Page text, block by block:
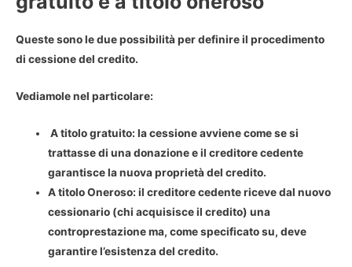
Queste sono le due possibilità per definire il procedimento
di cessione del credito.
Vediamole nel particolare:
A titolo gratuito: lacessioneavviene come se si
trattasse di una donazione e il creditore cedente
garantisce la nuova proprietà del credito.
A titolo Oneroso: il creditore cedente riceve dal nuovo
cessionario (chi acquisisce il credito) una
controprestazione ma, come specificato su, deve
garantire l’esistenza del credito.